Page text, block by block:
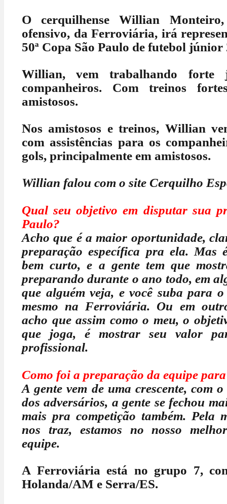
O cerquilhense Willian
ofensivo, da Ferroviária, irá
50ª Copa São Paulo de futebol júnior
Willian, vem trabalhando forte
companheiros. Com treinos
amistosos.
Nos amistosos e treinos, Willian
com assistências para os
gols, principalmente em amistosos.
Willian falou com o site Cerquilho
Qual seu objetivo em disputar sua
Paulo?
Acho que é a maior oportunidade,
preparação específica pra ela. Mas
bem curto, e a gente tem que
preparando durante o ano todo, em
que alguém veja, e você suba para
mesmo na Ferroviária. Ou em
acho que assim como o meu, o
que joga, é mostrar seu valor
profissional.
Como foi a preparação da equipe
A gente vem de uma crescente, com
dos adversários, a gente se fechou
mais pra competição também. Pela
nos traz, estamos no nosso
equipe.
A Ferroviária está no grupo 7,
Holanda/AM e Serra/ES.